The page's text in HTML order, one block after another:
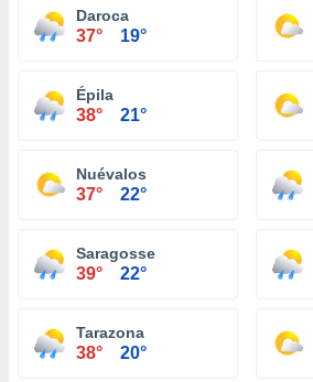
Daroca
37° 19°
Épila
38° 21°
Nuévalos
37° 22°
Saragosse
39° 22°
Tarazona
38° 20°